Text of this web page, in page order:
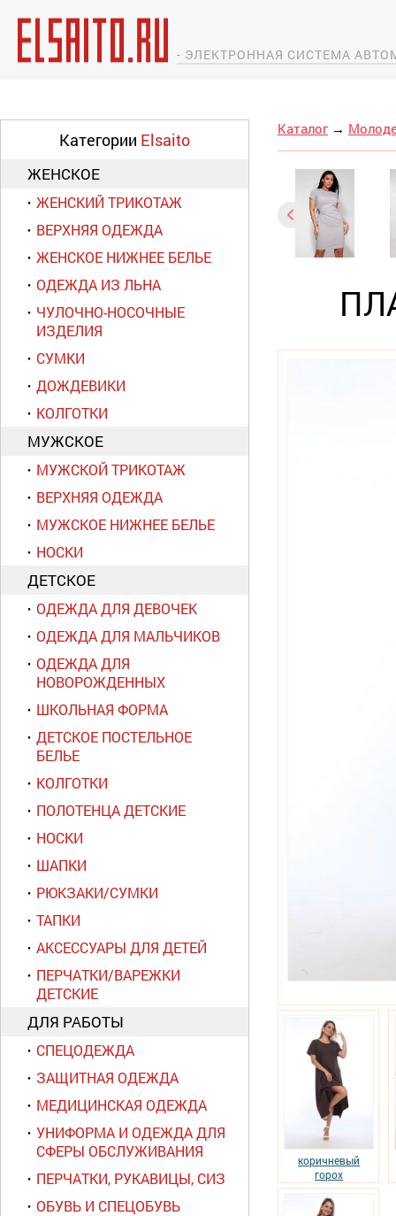
- ЭЛЕКТРОННАЯ СИСТЕМА
Категории Elsaito
ЖЕНСКОЕ
ЖЕНСКИЙ ТРИКОТАЖ
ВЕРХНЯЯ ОДЕЖДА
ЖЕНСКОЕ НИЖНЕЕ БЕЛЬЕ
ОДЕЖДА ИЗ ЛЬНА
ЧУЛОЧНО-НОСОЧНЫЕ
ИЗДЕЛИЯ
СУМКИ
ДОЖДЕВИКИ
КОЛГОТКИ
МУЖСКОЕ
МУЖСКОЙ ТРИКОТАЖ
ВЕРХНЯЯ ОДЕЖДА
МУЖСКОЕ НИЖНЕЕ БЕЛЬЕ
НОСКИ
ДЕТСКОЕ
ОДЕЖДА ДЛЯ ДЕВОЧЕК
ОДЕЖДА ДЛЯ МАЛЬЧИКОВ
ОДЕЖДА ДЛЯ
НОВОРОЖДЕННЫХ
ШКОЛЬНАЯ ФОРМА
ДЕТСКОЕ ПОСТЕЛЬНОЕ
БЕЛЬЕ
КОЛГОТКИ
ПОЛОТЕНЦА ДЕТСКИЕ
НОСКИ
ШАПКИ
РЮКЗАКИ/СУМКИ
ТАПКИ
АКСЕССУАРЫ ДЛЯ ДЕТЕЙ
ПЕРЧАТКИ/ВАРЕЖКИ
ДЕТСКИЕ
ДЛЯ РАБОТЫ
СПЕЦОДЕЖДА
ЗАЩИТНАЯ ОДЕЖДА
МЕДИЦИНСКАЯ ОДЕЖДА
УНИФОРМА И ОДЕЖДА ДЛЯ
СФЕРЫ ОБСЛУЖИВАНИЯ
ПЕРЧАТКИ, РУКАВИЦЫ, СИЗ
ОБУВЬ И СПЕЦОБУВЬ
Каталог →
коричневый
горох